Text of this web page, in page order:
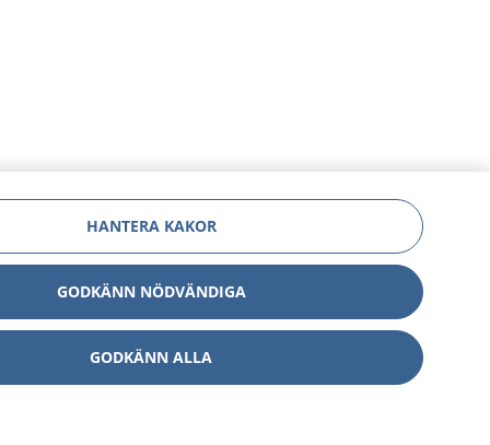
HANTERA KAKOR
GODKÄNN NÖDVÄNDIGA
GODKÄNN ALLA